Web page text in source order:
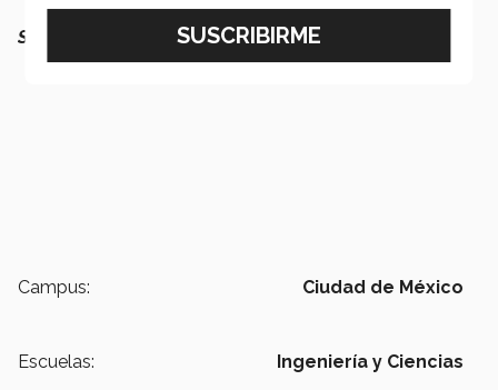
SEGURO QUERRÁS LEER TAMBIÉN:
Campus: Ciudad de México
Escuelas: Ingeniería y Ciencias